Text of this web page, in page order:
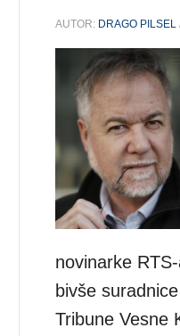
AUTOR: DRAGO PILSEL
novinarke
bivše
Tribune Vesne